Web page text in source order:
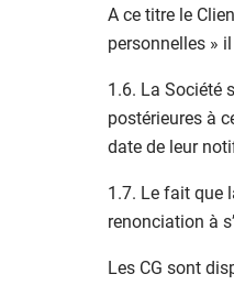
A ce titre le
personnelles »
1.6. La Société
postérieures à
date de leur
1.7. Le fait que
renonciation à
Les CG sont